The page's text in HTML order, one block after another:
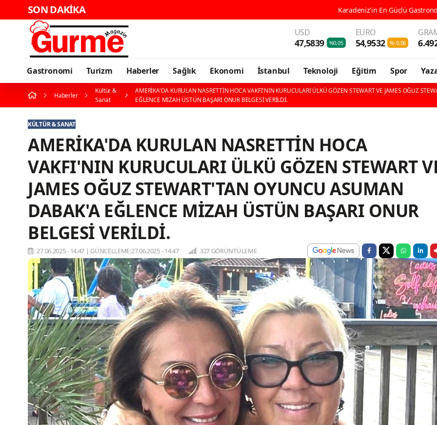
SON DAKİKA Karadeniz'in En Güçlü Gastronomi Kenti Ordu, 196 Çeşit Yöresel
USD
47,5839 %0,05
EURO
54,9532 %-0,06
Gastronomi Turizm Haberler Sağlık Ekonomi İstanbul Teknoloji Eğitim Spor
Haberler
Kültür &
Sanat
AMERİKA'DA KURULAN NASRETTİN HOCA VAKFI'NIN KURUCULARI ÜLKÜ GÖZEN STEWART VE JAMES OĞUZ
EĞLENCE MİZAH ÜSTÜN BAŞARI ONUR BELGESİ VERİLDİ.
KÜLTÜR & SANAT
AMERİKA'DA KURULAN NASRETTİN HOCA
VAKFI'NIN KURUCULARI ÜLKÜ GÖZEN STEWART
JAMES OĞUZ STEWART'TAN OYUNCU ASUMAN
DABAK'A EĞLENCE MİZAH ÜSTÜN BAŞARI ONUR
BELGESİ VERİLDİ.
27.06.2025 - 14:47 | GÜNCELLEME:27.06.2025 - 14:47 327 GÖRÜNTÜLEME